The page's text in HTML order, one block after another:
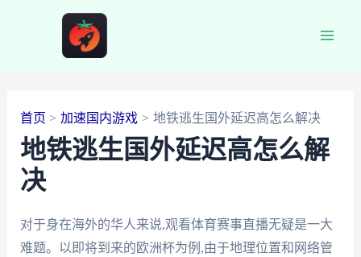
首页 加速国内游戏 地铁逃生国外延迟高怎么解决
地铁逃生国外延迟高怎么解
决
对于身在海外的华人来说,观看体育赛事直播无疑是一大
难题。以即将到来的欧洲杯为例,由于地理位置和网络管